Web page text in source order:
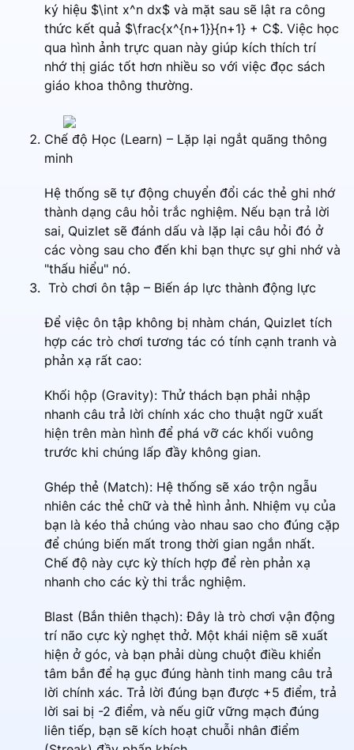
ký hiệu $\int x^n dx$ và mặt sau sẽ lật ra công
thức kết quả $\frac{x^{n+1}}{n+1} + C$. Việc học
qua hình ảnh trực quan này giúp kích thích trí
nhớ thị giác tốt hơn nhiều so với việc đọc sách
giáo khoa thông thường.
Chế độ Học (Learn) – Lặp lại ngắt quãng thông
minh
Hệ thống sẽ tự động chuyển đổi các thẻ ghi nhớ
thành dạng câu hỏi trắc nghiệm. Nếu bạn trả lời
sai, Quizlet sẽ đánh dấu và lặp lại câu hỏi đó ở
các vòng sau cho đến khi bạn thực sự ghi nhớ và
"thấu hiểu" nó.
Trò chơi ôn tập – Biến áp lực thành động lực
Để việc ôn tập không bị nhàm chán, Quizlet tích
hợp các trò chơi tương tác có tính cạnh tranh và
phản xạ rất cao:
Khối hộp (Gravity): Thử thách bạn phải nhập
nhanh câu trả lời chính xác cho thuật ngữ xuất
hiện trên màn hình để phá vỡ các khối vuông
trước khi chúng lấp đầy không gian.
Ghép thẻ (Match): Hệ thống sẽ xáo trộn ngẫu
nhiên các thẻ chữ và thẻ hình ảnh. Nhiệm vụ của
bạn là kéo thả chúng vào nhau sao cho đúng cặp
để chúng biến mất trong thời gian ngắn nhất.
Chế độ này cực kỳ thích hợp để rèn phản xạ
nhanh cho các kỳ thi trắc nghiệm.
Blast (Bắn thiên thạch): Đây là trò chơi vận động
trí não cực kỳ nghẹt thở. Một khái niệm sẽ xuất
hiện ở góc, và bạn phải dùng chuột điều khiển
tâm bắn để hạ gục đúng hành tinh mang câu trả
lời chính xác. Trả lời đúng bạn được +5 điểm, trả
lời sai bị -2 điểm, và nếu giữ vững mạch đúng
liên tiếp, bạn sẽ kích hoạt chuỗi nhân điểm